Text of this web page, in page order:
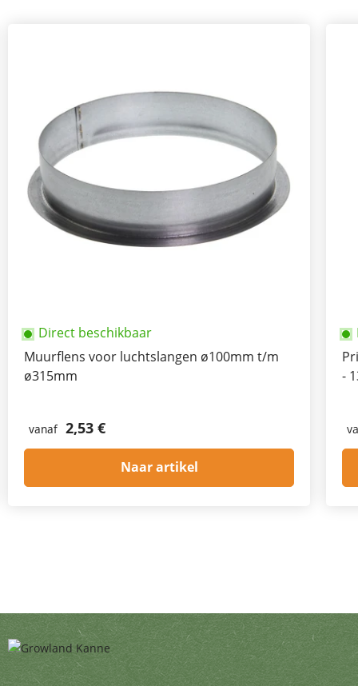
Direct beschikbaar
Muurflens voor luchtslangen ø100mm t/m
ø315mm
vanaf 2,53 €
Naar artikel
-